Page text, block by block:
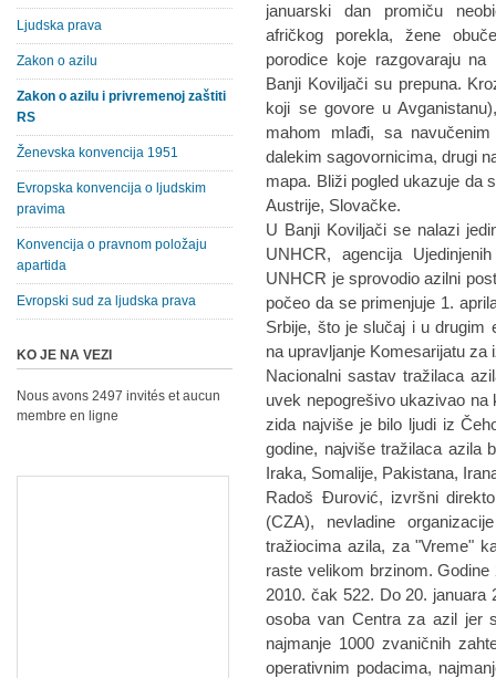
januarski dan promiču
afričkog porekla, žene
porodice koje razgovaraju
Banji Koviljači su prepuna.
koji se govore u
mahom mlađi, sa
dalekim sagovornicima, drugi
mapa. Bliži pogled ukazuje da
Austrije, Slovačke.
U Banji Koviljači se nalazi
UNHCR, agencija
UNHCR je sprovodio azilni
počeo da se primenjuje 1.
Srbije, što je slučaj i u drugim
na upravljanje Komesarijatu za
Nacionalni sastav tražilaca
uvek nepogrešivo ukazivao
zida najviše je bilo ljudi iz
godine, najviše tražilaca azila
Iraka, Somalije, Pakistana,
Radoš Đurović, izvršni
(CZA), nevladine
tražiocima azila, za "Vreme"
raste velikom brzinom.
2010. čak 522. Do 20. januara
osoba van Centra za azil jer
najmanje 1000 zvaničnih
operativnim podacima,
Ljudska prava
Zakon o azilu
Zakon o azilu i privremenoj zaštiti
RS
Ženevska konvencija 1951
Evropska konvencija o ljudskim
pravima
Konvencija o pravnom položaju
apartida
Evropski sud za ljudska prava
KO JE NA VEZI
Nous avons 2497 invités et aucun
membre en ligne